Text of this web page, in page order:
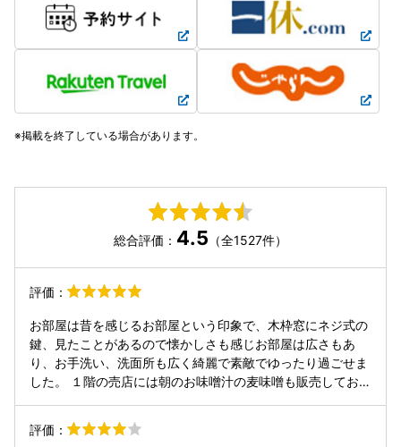
掲載を終了している場合があります。
総合評価： 4.5 （全1527件）
評価：
お部屋は昔を感じるお部屋という印象で、木枠窓にネジ式の
鍵、見たことがあるので懐かしさも感じお部屋は広さもあ
り、お手洗い、洗面所も広く綺麗で素敵でゆったり過ごせま
した。 １階の売店には朝のお味噌汁の麦味噌も販売してお
ましたが甘くて美味しいお味噌でお勧めです。 ロビーにはコ
ーヒーマシンもあり、いつでも飲めるウェルカムドリンク！
評価：